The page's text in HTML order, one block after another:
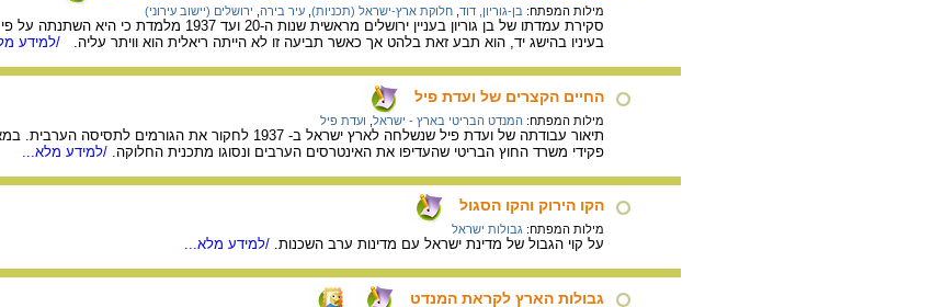
מילות המפתח: בן-גוריון, דוד חלוקת ארץ-ישראל (תכניות) עיר בירה ירושלים (יישוב עירוני)
סקירת עמדתו של בן גוריון בעניין ירושלים
בעיניו בהישג יד, הוא תבע זאת בלהט אך כאשר תביעה זו לא הייתה ריאלית הוא וויתר עליה.
/למידע
החיים הקצרים של ועדת פיל
מילות המפתח: המנדט הבריטי בארץ - ישראל ועדת פיל
תיאור עבודתה של ועדת פיל שנשלחה לארץ ישראל ב- 1937
פקידי משרד החוץ הבריטי שהעדיפו את האינטרסים הערבים ונסוגו מתכנית החלוקה. /למידע מלא...
הקו הירוק והקו הסגול
מילות המפתח: גבולות ישראל
על קוי הגבול של מדינת ישראל עם מדינות ערב השכנות. /למידע מלא...
גבולות הארץ לקראת המנדט